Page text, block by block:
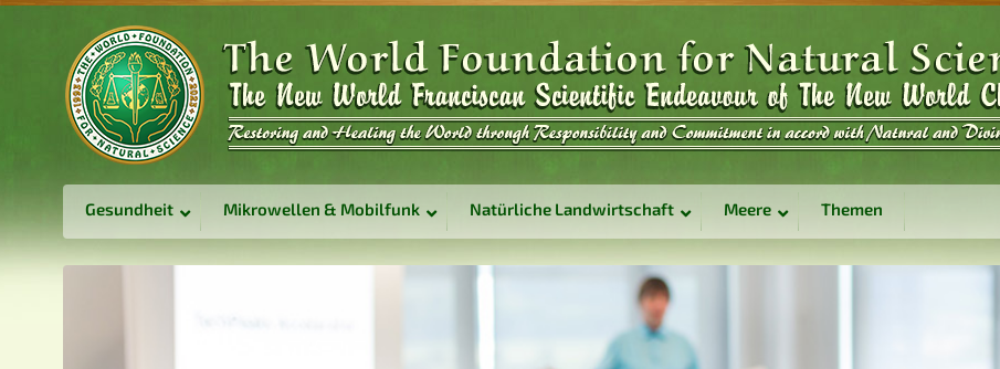
Gesundheit Mikrowellen & Mobilfunk Natürliche Landwirtschaft Meere Themen